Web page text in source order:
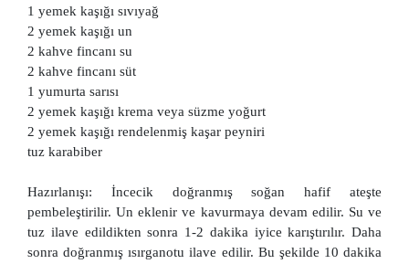
1 yemek kaşığı sıvıyağ
2 yemek kaşığı un
2 kahve fincanı su
2 kahve fincanı süt
1 yumurta sarısı
2 yemek kaşığı krema veya süzme yoğurt
2 yemek kaşığı rendelenmiş kaşar peyniri
tuz karabiber
Hazırlanışı: İncecik doğranmış soğan hafif ateşte
pembeleştirilir. Un eklenir ve kavurmaya devam edilir. Su ve
tuz ilave edildikten sonra 1-2 dakika iyice karıştırılır. Daha
sonra doğranmış ısırganotu ilave edilir. Bu şekilde 10 dakika